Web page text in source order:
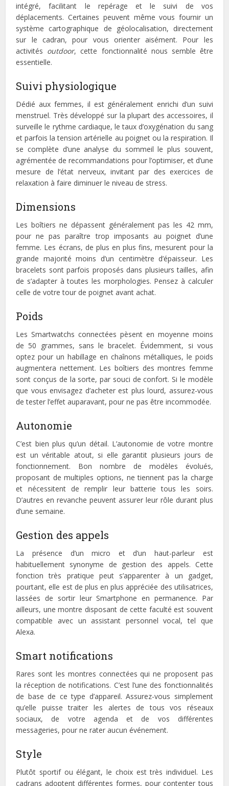
intégré, facilitant le repérage et le suivi de vos
déplacements. Certaines peuvent même vous fournir un
système cartographique de géolocalisation, directement
sur le cadran, pour vous orienter aisément. Pour les
activités outdoor, cette fonctionnalité nous semble être
essentielle.
Suivi physiologique
Dédié aux femmes, il est généralement enrichi d’un suivi
menstruel. Très développé sur la plupart des accessoires, il
surveille le rythme cardiaque, le taux d’oxygénation du sang
et parfois la tension artérielle au poignet ou la respiration. Il
se complète d’une analyse du sommeil le plus souvent,
agrémentée de recommandations pour l’optimiser, et d’une
mesure de l’état nerveux, invitant par des exercices de
relaxation à faire diminuer le niveau de stress.
Dimensions
Les boîtiers ne dépassent généralement pas les 42 mm,
pour ne pas paraître trop imposants au poignet d’une
femme. Les écrans, de plus en plus fins, mesurent pour la
grande majorité moins d’un centimètre d’épaisseur. Les
bracelets sont parfois proposés dans plusieurs tailles, afin
de s’adapter à toutes les morphologies. Pensez à calculer
celle de votre tour de poignet avant achat.
Poids
Les Smartwatchs connectées pèsent en moyenne moins
de 50 grammes, sans le bracelet. Évidemment, si vous
optez pour un habillage en chaînons métalliques, le poids
augmentera nettement. Les boîtiers des montres femme
sont conçus de la sorte, par souci de confort. Si le modèle
que vous envisagez d’acheter est plus lourd, assurez-vous
de tester l’effet auparavant, pour ne pas être incommodée.
Autonomie
C’est bien plus qu’un détail. L’autonomie de votre montre
est un véritable atout, si elle garantit plusieurs jours de
fonctionnement. Bon nombre de modèles évolués,
proposant de multiples options, ne tiennent pas la charge
et nécessitent de remplir leur batterie tous les soirs.
D’autres en revanche peuvent assurer leur rôle durant plus
d’une semaine.
Gestion des appels
La présence d’un micro et d’un haut-parleur est
habituellement synonyme de gestion des appels. Cette
fonction très pratique peut s’apparenter à un gadget,
pourtant, elle est de plus en plus appréciée des utilisatrices,
lassées de sortir leur Smartphone en permanence. Par
ailleurs, une montre disposant de cette faculté est souvent
compatible avec un assistant personnel vocal, tel que
Alexa.
Smart notifications
Rares sont les montres connectées qui ne proposent pas
la réception de notifications. C’est l’une des fonctionnalités
de base de ce type d’appareil. Assurez-vous simplement
qu’elle puisse traiter les alertes de tous vos réseaux
sociaux, de votre agenda et de vos différentes
messageries, pour ne rater aucun événement.
Style
Plutôt sportif ou élégant, le choix est très individuel. Les
cadrans adoptent différentes formes, pour contenter tous